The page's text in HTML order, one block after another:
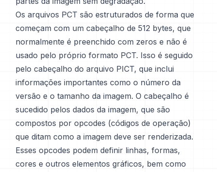
Os arquivos PCT são estruturados de forma que
começam com um cabeçalho de 512 bytes, que
normalmente é preenchido com zeros e não é
usado pelo próprio formato PCT. Isso é seguido
pelo cabeçalho do arquivo PICT, que inclui
informações importantes como o número da
versão e o tamanho da imagem. O cabeçalho é
sucedido pelos dados da imagem, que são
compostos por opcodes (códigos de operação)
que ditam como a imagem deve ser renderizada.
Esses opcodes podem definir linhas, formas,
cores e outros elementos gráficos, bem como